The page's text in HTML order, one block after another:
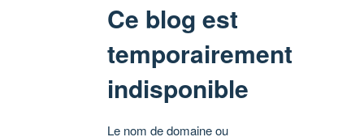
Ce blog est
temporairement
indisponible
Le nom de domaine ou